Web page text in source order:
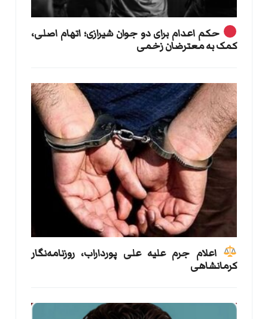
حکم اعدام برای دو جوان شیرازی؛ اتهام اصلی،
کمک به معترضان زخمی
اعلام جرم علیه علی پورداراب، روزنامه‌نگار
کرمانشاهی